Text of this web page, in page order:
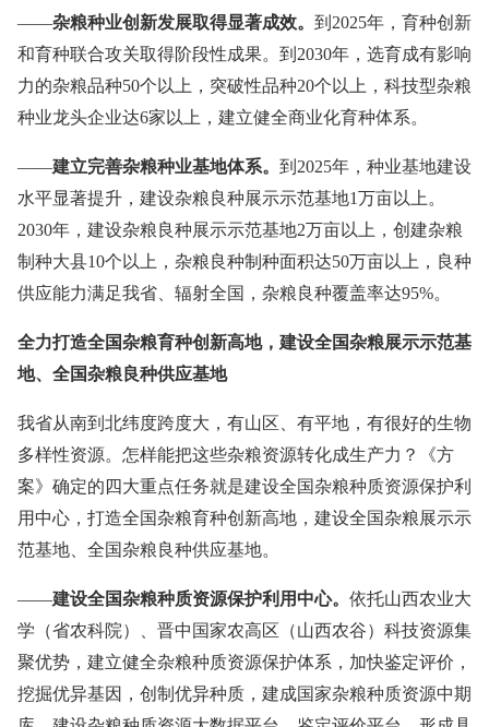
——杂粮种业创新发展取得显著成效。 到2025年，育种创新
和育种联合攻关取得阶段性成果。到2030年，选育成有影响
力的杂粮品种50个以上，突破性品种20个以上，科技型杂粮
种业龙头企业达6家以上，建立健全商业化育种体系。
——建立完善杂粮种业基地体系。 到2025年，种业基地建设
水平显著提升，建设杂粮良种展示示范基地1万亩以上。
2030年，建设杂粮良种展示示范基地2万亩以上，创建杂粮
制种大县10个以上，杂粮良种制种面积达50万亩以上，良种
供应能力满足我省、辐射全国，杂粮良种覆盖率达95%。
全力打造全国杂粮育种创新高地，建设全国杂粮展示示范基
地、全国杂粮良种供应基地
我省从南到北纬度跨度大，有山区、有平地，有很好的生物
多样性资源。怎样能把这些杂粮资源转化成生产力？《方
案》确定的四大重点任务就是建设全国杂粮种质资源保护利
用中心，打造全国杂粮育种创新高地，建设全国杂粮展示示
范基地、全国杂粮良种供应基地。
——建设全国杂粮种质资源保护利用中心。 依托山西农业大
学（省农科院）、晋中国家农高区（山西农谷）科技资源集
聚优势，建立健全杂粮种质资源保护体系，加快鉴定评价，
挖掘优异基因，创制优异种质，建成国家杂粮种质资源中期